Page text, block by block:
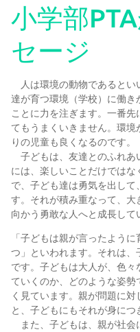
令和8年度（2026/
編
小学部
セージ
人は環境の動物であると
達が育つ環境（学校）に働き
ことに力を注ぎます。一番
てもうまくいきません。環境
りの児童も良くなるのです。
子どもは、友達とのふれあ
には、楽しいことだけではな
で、子ども達は勇気を出して
す。それが積み重なって、大
向かう勇敢な人へと成長して
「子どもは親が言ったよう
つ」といわれます。それは、
です。子どもは大人が、色
ていくのか、どのような姿勢
く見ています。親が問題に
と、子どもにもそれが身につ
また、子どもは、親が社会